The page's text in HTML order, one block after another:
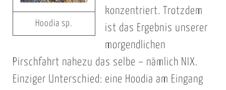
Hoodia sp.
konzentriert. Trotzdem
ist das Ergebnis unserer
morgendlichen
Pirschfahrt nahezu das selbe – nämlich NIX.
Einziger Unterschied: eine Hoodia am Eingang